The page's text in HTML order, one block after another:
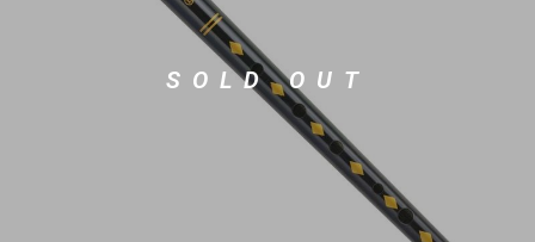
キーボード 電子ピアノ
その他楽器
SOLD OUT